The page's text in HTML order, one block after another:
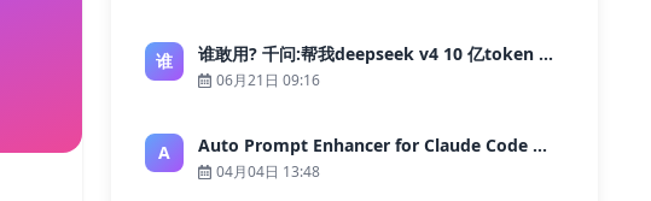
谁 谁敢用? 千问:帮我deepseek v4 10 亿token 大约多少花费 ?
06月21日 09:16
A Auto Prompt Enhancer for Claude Code — Building a Highly Reliable AI Programming Workflow
04月04日 13:48